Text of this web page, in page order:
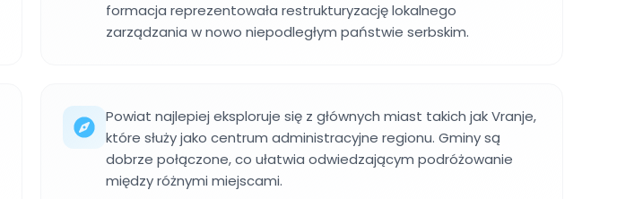
formacja reprezentowała restrukturyzację lokalnego
zarządzania w nowo niepodległym państwie serbskim.
Powiat najlepiej eksploruje się z głównych miast takich jak Vranje,
które służy jako centrum administracyjne regionu. Gminy są
dobrze połączone, co ułatwia odwiedzającym podróżowanie
między różnymi miejscami.